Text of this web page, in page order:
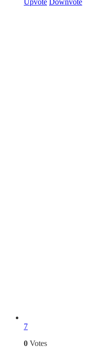
Upvote Downvote
7
0 Votes